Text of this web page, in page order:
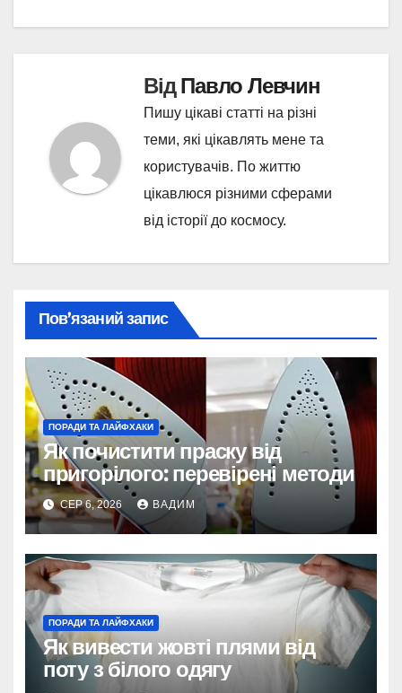
ВідПавло Левчин
Пишу цікаві статті на різні
теми, які цікавлять мене та
користувачів. По життю
цікавлюся різними сферами
від історії до космосу.
Пов’язаний запис
ПОРАДИ ТА ЛАЙФХАКИ
Як почистити праску від
пригорілого: перевірені методи
СЕР 6, 2026 ВАДИМ
ПОРАДИ ТА ЛАЙФХАКИ
Як вивести жовті плями від
поту з білого одягу